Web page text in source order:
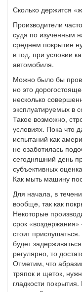
Сколько держится
Производители
судя по изученным
среднем покрытие
в год, при условии
автомобиля.
Можно было бы
но это
несколько
эксплуатируемых в
Такое возможно,
условиях. Пока что
испытаний как
не озаботилась
сегодняшний день
субъективных
Как мыть машину
Для начала, в
вообще, так как
Некоторые
срок
стоит
будет
регулярно, то
Отметим, что
тряпок и щеток,
гладкости